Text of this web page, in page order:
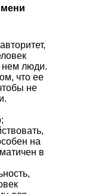
нем люди.
что ее
не
на
в